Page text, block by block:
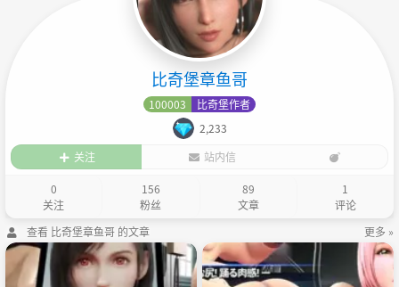
比奇堡章鱼哥
100003
比奇堡作者
2,233
关注
站内信
0
关注
156
粉丝
89
文章
1
评论
查看 比奇堡章鱼哥 的文章
更多 »